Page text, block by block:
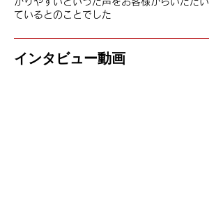
ているとのことでした
​インタビュー動画